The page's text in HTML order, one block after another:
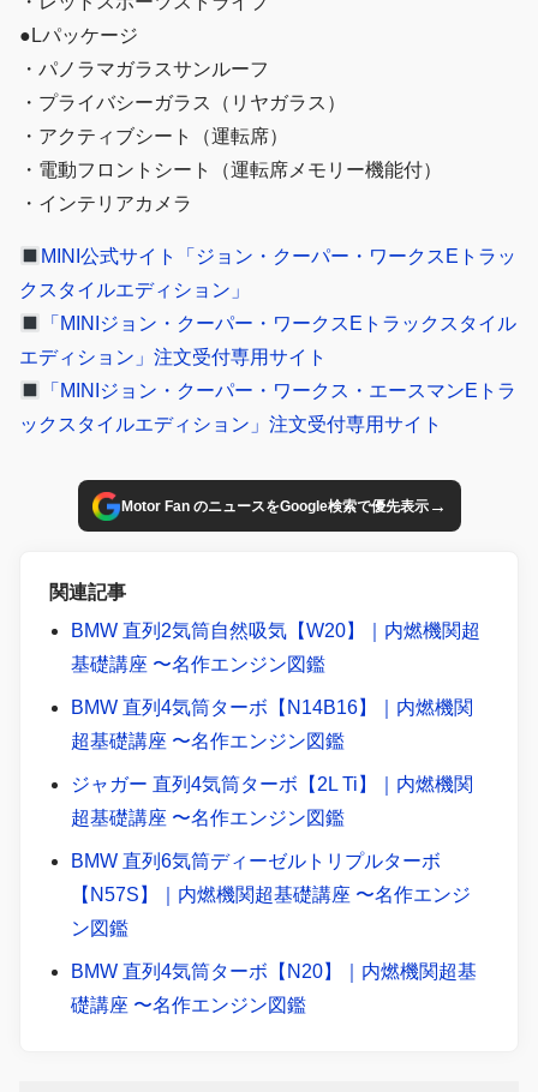
●Lパッケージ
・パノラマガラスサンルーフ
・プライバシーガラス（リヤガラス）
・アクティブシート（運転席）
・電動フロントシート（運転席メモリー機能付）
・インテリアカメラ
MINI公式サイト「ジョン・クーパー・ワークスEトラッ
クスタイルエディション」
「MINIジョン・クーパー・ワークスEトラックスタイル
エディション」注文受付専用サイト
「MINIジョン・クーパー・ワークス・エースマンEトラ
ックスタイルエディション」注文受付専用サイト
Motor Fan のニュースをGoogle検索で優先表示→
関連記事
BMW 直列2気筒自然吸気【W20】｜内燃機関超
基礎講座 〜名作エンジン図鑑
BMW 直列4気筒ターボ【N14B16】｜内燃機関
超基礎講座 〜名作エンジン図鑑
ジャガー 直列4気筒ターボ【2L Ti】｜内燃機関
超基礎講座 〜名作エンジン図鑑
BMW 直列6気筒ディーゼルトリプルターボ
【N57S】｜内燃機関超基礎講座 〜名作エンジ
ン図鑑
BMW 直列4気筒ターボ【N20】｜内燃機関超基
礎講座 〜名作エンジン図鑑